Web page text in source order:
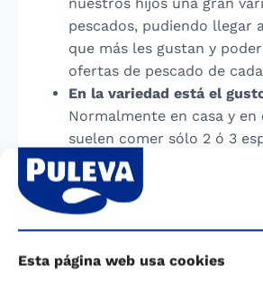
Esta página web usa cookies
pescados, pudiendo llegar
que más les gustan y
ofertas de pescado de
En la variedad está el
Normalmente en casa y en
suelen comer sólo 2 ó 3
pescado, y además las
forma y los mismos días de
Esto les puede resultar
clave para evitar que esto
ofrecerles desde una
dieta variada, consiguiendo